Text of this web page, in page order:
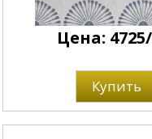
Цена:
Купить